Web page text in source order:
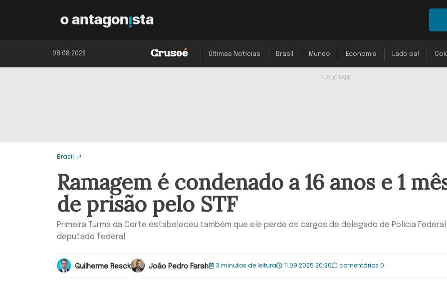
08.08.2026 Últimas Notícias Brasil Mundo Economia Lado oa!
Brasil
Ramagem é condenado a 16 anos e 1
de prisão pelo STF
Primeira Turma da Corte estabeleceu também que ele perde os cargos de delegado de Polícia
deputado federal
Guilherme Resck João Pedro Farah 3 minutos de leitura 11.09.2025 20:20 comentários 0